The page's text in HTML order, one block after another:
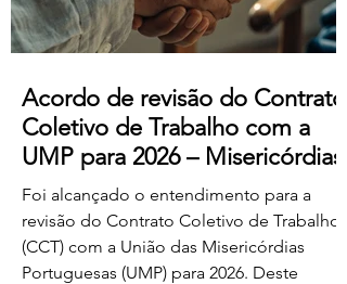
subsiste desacordo. Foi es
Acordo de revisão do Contrato
Coletivo de Trabalho com a
UMP para 2026 – Misericórdias
Foi alcançado o entendimento para a
revisão do Contrato Coletivo de Trabalho
(CCT) com a União das Misericórdias
Portuguesas (UMP) para 2026. Deste